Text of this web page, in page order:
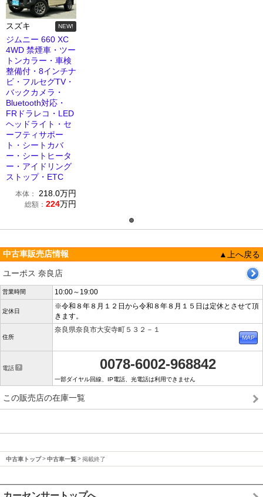
スズキ NEW!
ジムニー 660 XC
4WD 禁煙車・ツー
トンカラー・車検
整備付・8インチナ
ビ・フルセグTV・
バックカメラ・
Bluetooth対応・
FRドラレコ・LED
ヘッドライト・セ
ーフティサポー
ト・シートカバ
ー・シートヒータ
ー・アイドリング
ストップ・ETC
本体： 218.0万円
総額： 224万円
中古車販売店情報
▲上へ戻る
ユーポス 奈良店
営業時間 10:00～19:00
定休日
※令和８年８月１２日から令和８年８月１５日は定休とさせて頂
きます。
住所
奈良県奈良市大安寺町５３２－１
電話 0078-6002-968842
一部ダイヤル回線、IP電話、光電話は利用できません
この販売店の在庫一覧
中古車トップ 中古車一覧 掲載終了